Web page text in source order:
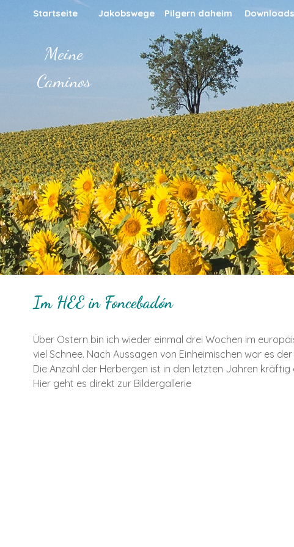
Direkt zum Seiteninhalt
Startseite Jakobswege ▼
Pilgern daheim ▼
Downloads
Meine
Caminos
Im HEE in Foncebadón
Über Ostern bin ich wieder einmal drei Wochen im
viel Schnee. Nach Aussagen von Einheimischen war es
Die Anzahl der Herbergen ist in den letzten Jahren
Hier geht es direkt zur Bildergallerie